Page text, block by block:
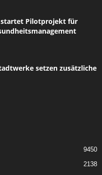
Pilotprojekt für
setzen zusätzliche
9450
2138